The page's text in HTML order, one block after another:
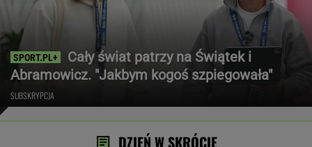
Cały świat patrzy na Świątek i
Abramowicz. "Jakbym kogoś szpiegowała"
SUBSKRYPCJA
DZIEŃ W SKRÓCIE